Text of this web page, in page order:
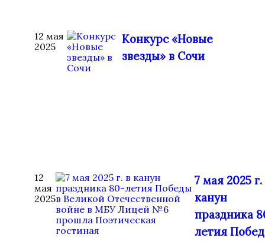
12 мая
2025
Конкурс «Новые
звезды» в Сочи
12
мая
2025
7 мая 2025 г.
канун
праздника
летия